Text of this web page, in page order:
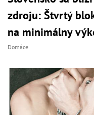
zdroju: Štvrtý
na minimálny
Domáce